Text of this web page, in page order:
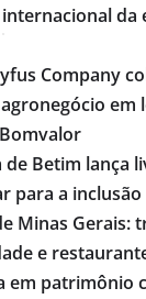
da
Company
em
de Betim lança
para a
Minas Gerais:
e
em patrimônio